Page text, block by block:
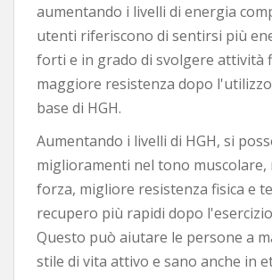
aumentando i livelli di energia
utenti riferiscono di sentirsi più
forti e in grado di svolgere attività
maggiore resistenza dopo
base di HGH.
Aumentando i livelli di HGH, si
miglioramenti nel tono muscolare,
forza, migliore resistenza fisica e
recupero più rapidi dopo
Questo può aiutare le persone a
stile di vita attivo e sano anche in